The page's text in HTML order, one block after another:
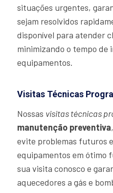
situações urgentes,
sejam resolvidos
disponível para atender
minimizando o tempo de
equipamentos.
Visitas Técnicas
Nossas visitas técnicas
manutenção preventiva
evite problemas futuros
equipamentos em ótimo
sua visita conosco e
aquecedores a gás e